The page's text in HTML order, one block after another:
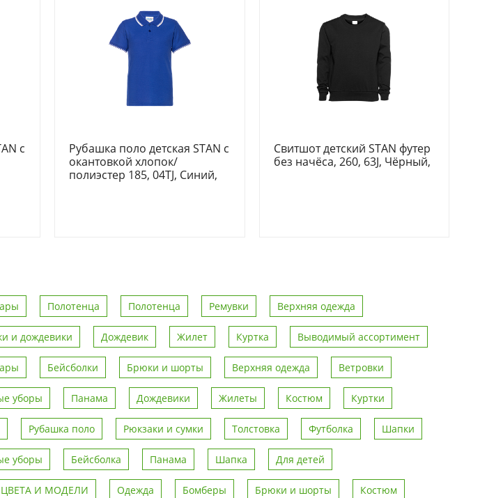
с
Рубашка поло детская STAN с
окантовкой хлопок/
полиэстер 185, 04TJ, Синий,
Свитшот детский STAN футер
без начёса, 260, 63J, Чёрный,
Полотенца Полотенца Ремувки Верхняя одежда
и дождевики Дождевик Жилет Куртка Выводимый ассортимент
Бейсболки Брюки и шорты Верхняя одежда Ветровки
уборы Панама Дождевики Жилеты Костюм Куртки
Рубашка поло Рюкзаки и сумки Толстовка Футболка Шапки
уборы Бейсболка Панама Шапка Для детей
И МОДЕЛИ Одежда Бомберы Брюки и шорты Костюм